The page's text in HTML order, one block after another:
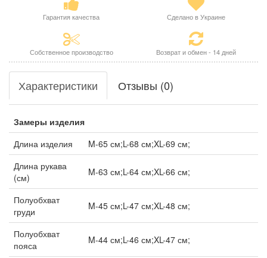
Гарантия качества Сделано в Украине
Собственное производство Возврат и обмен - 14 дней
Характеристики Отзывы (0)
Замеры изделия
Длина изделия
M-65 см;L-68 см;XL-69 см;
Длина рукава
(см)
M-63 см;L-64 см;XL-66 см;
Полуобхват
груди
M-45 см;L-47 см;XL-48 см;
Полуобхват
пояса
M-44 см;L-46 см;XL-47 см;